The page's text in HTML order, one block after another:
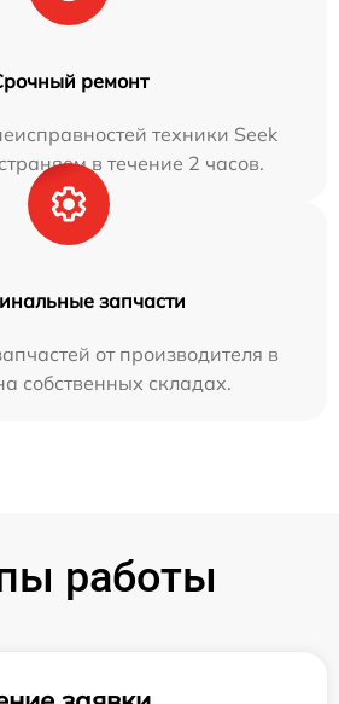
ремонт
техники Seek
в течение 2 часов.
запчасти
от производителя в
собственных складах.
работы